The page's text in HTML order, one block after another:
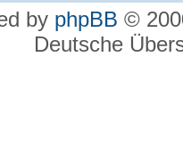
by phpBB ©
Deutsche